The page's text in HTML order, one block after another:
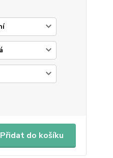
Přidat do košíku